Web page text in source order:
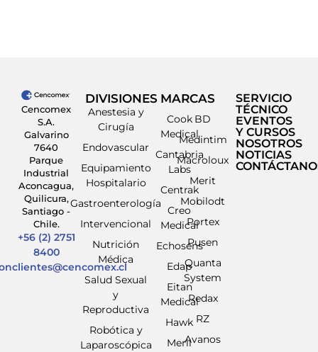
Cencomex
S.A.
Galvarino
7640
Parque
Industrial
Aconcagua,
Quilicura,
Santiago -
Chile.
+56 (2) 2751
8400
DIVISIONES
Anestesia y
Cirugía
Endovascular
Equipamiento
Hospitalario
Gastroenterología
Intervencional
Nutrición
Médica
Salud Sexual
y
Reproductiva
Robótica y
Laparoscópica
MARCAS
Cook
Medical
Cantabria
Labs
Centrak
Creo
Medical
Echosens
Edap
Eitan
Medical
Hawk
Meril
BD
Medintim
Macroloux
Merit
Mobilodt
Portex
Pusen
Quanta
System
Redax
RZ
Avanos
SERVICIO
TÉCNICO
EVENTOS
Y CURSOS
NOSOTROS
NOTICIAS